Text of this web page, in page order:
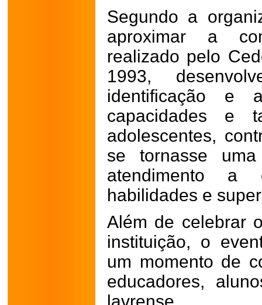
Segundo a
aproximar a
realizado pelo
1993,
identificação e
capacidades e
adolescentes,
se tornasse
atendimento a
habilidades e
Além de celebrar
instituição, o
um momento de
educadores,